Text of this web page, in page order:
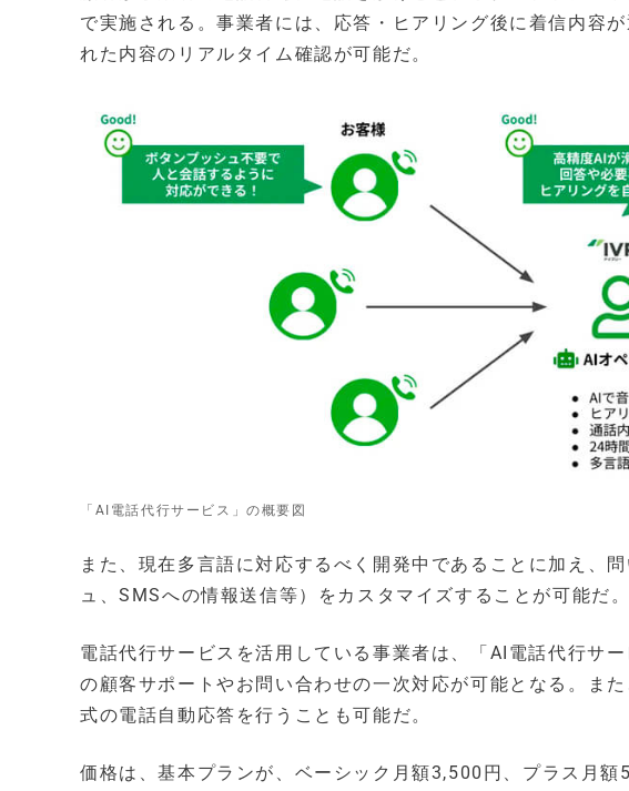
で実施される。事業者には、応答・ヒアリング後に着信内容
れた内容のリアルタイム確認が可能だ。
「AI電話代行サービス」の概要図
また、現在多言語に対応するべく開発中であることに加え、
ュ、SMSへの情報送信等）をカスタマイズすることが可能だ。
電話代行サービスを活用している事業者は、「AI電話代行サ
の顧客サポートやお問い合わせの一次対応が可能となる。ま
式の電話自動応答を行うことも可能だ。
価格は、基本プランが、ベーシック月額3,500円、プラス月